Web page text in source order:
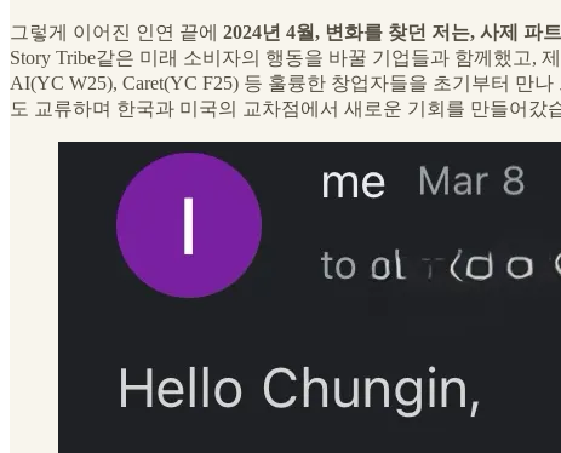
그렇게 이어진 인연 끝에 2024년 4월, 변화를 찾던 저는, 사제 파
Story Tribe같은 미래 소비자의 행동을 바꿀 기업들과 함께했고,
AI(YC W25), Caret(YC F25) 등 훌륭한 창업자들을 초기부터 만
도 교류하며 한국과 미국의 교차점에서 새로운 기회를 만들어갔